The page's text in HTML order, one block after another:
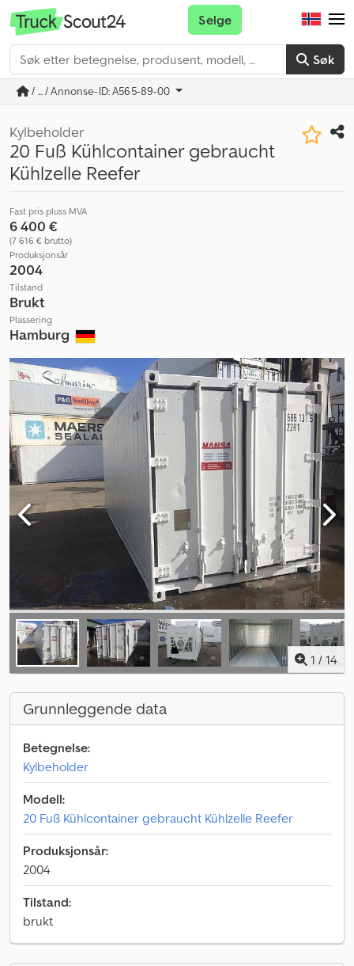
Søk
Selge
/ ... / Annonse-ID: A565-89-00
Kylbeholder
20 Fuß Kühlcontainer gebraucht
Kühlzelle Reefer
Fast pris pluss MVA
6 400 €
(7 616 € brutto)
Produksjonsår
2004
Tilstand
Brukt
Plassering
Hamburg
1 / 14
Grunnleggende data
Betegnelse:
Kylbeholder
Modell:
20 Fuß Kühlcontainer gebraucht Kühlzelle Reefer
Produksjonsår:
2004
Tilstand:
brukt